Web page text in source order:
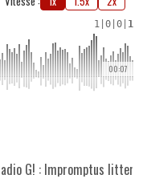
1 0 0 1
00:07
G! : Impromptus